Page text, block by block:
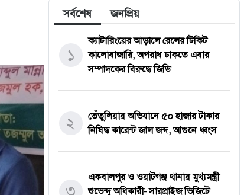
সর্বশেষ জনপ্রিয়
১
ক্যাটারিংয়ের আড়ালে রেলের টিকিট
কালোবাজারি, অপরাধ ঢাকতে এবার
সম্পাদকের বিরুদ্ধে জিডি
২
তেঁতুলিয়ায় অভিযানে ৫০ হাজার টাকার
নিষিদ্ধ কারেন্ট জাল জব্দ, আগুনে ধ্বংস
একবালপুর ও ওয়াটগঞ্জ থানায় মুখ্যমন্ত্রী
শুভেন্দু অধিকারী- সারপ্রাইজ ভিজিটে